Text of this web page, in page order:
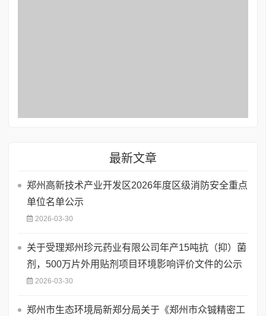
最新文章
郑州高新技术产业开发区2026年度区级消防安全重点
单位名单公示
2026-03-30
关于受理郑州珍元药业有限公司年产15吨抗（抑）菌
剂，500万片外用贴剂项目环境影响评价文件的公示
2026-03-30
郑州市生态环境局新郑分局关于《郑州市众铖精密工